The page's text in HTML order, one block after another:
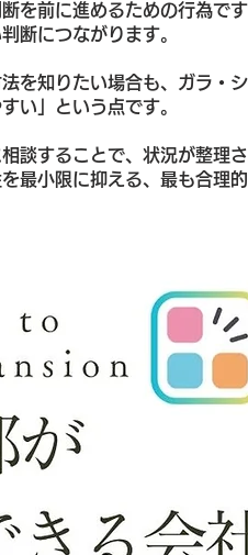
を前に進めるための行為で
断につながります。
を知りたい場合も、ガラ・
い」という点です。
談することで、状況が整理
最小限に抑える、最も合理